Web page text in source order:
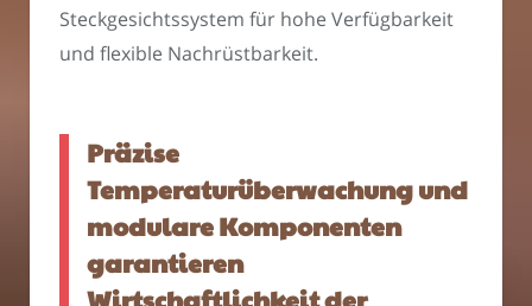
Steckgesichtssystem für hohe Verfügbarkeit
und flexible Nachrüstbarkeit.
Präzise
Temperaturüberwachung und
modulare Komponenten
garantieren
Wirtschaftlichkeit der